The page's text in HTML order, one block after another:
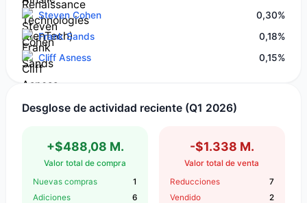
Steven Cohen
0,30%
Frank Sands
0,18%
Cliff Asness
0,15%
Desglose de actividad reciente (Q1 2026)
+$488,08 M.
Valor total de compra
Nuevas compras
1
Adiciones
6
-$1.338 M.
Valor total de venta
Reducciones
7
Vendido
2